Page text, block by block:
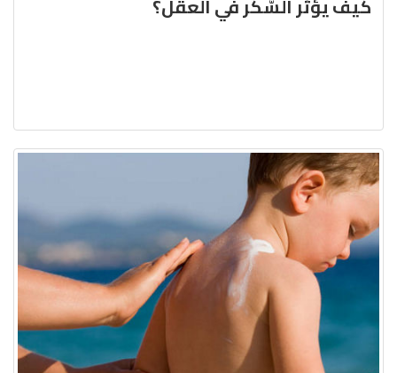
كيف يؤثّر السّكّر في العقل؟